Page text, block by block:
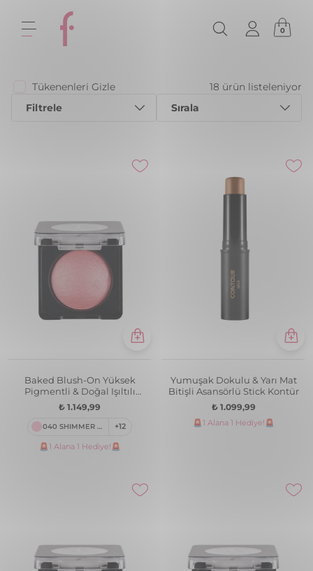
0
Tükenenleri Gizle
18 ürün listeleniyor
Filtrele
Sırala
Baked Blush-On Yüksek
Pigmentli & Doğal Işıltılı
Fırınlanmış Allık
₺ 1.149,99
040 SHIMMER PINK +12
🚨1 Alana 1 Hediye!🚨
Yumuşak Dokulu & Yarı Mat
Bitişli Asansörlü Stick Kontür
₺ 1.099,99
🚨1 Alana 1 Hediye!🚨